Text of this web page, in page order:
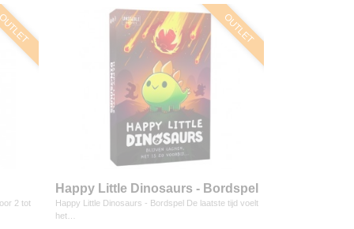
2 tot
OUTLET
Happy Little Dinosaurs - Bordspel
Happy Little Dinosaurs - Bordspel De laatste tijd voelt
het…